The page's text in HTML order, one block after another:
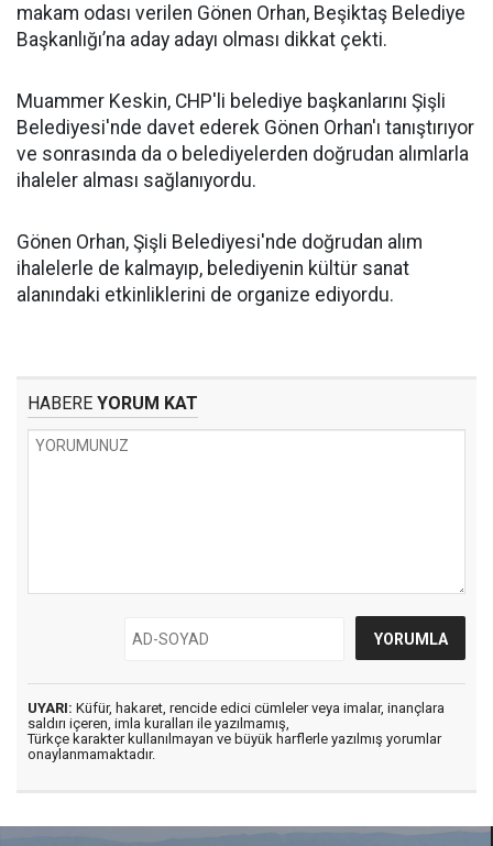
makam odası verilen Gönen Orhan, Beşiktaş Belediye
Başkanlığı’na aday adayı olması dikkat çekti.
Muammer Keskin, CHP'li belediye başkanlarını Şişli
Belediyesi'nde davet ederek Gönen Orhan'ı tanıştırıyor
ve sonrasında da o belediyelerden doğrudan alımlarla
ihaleler alması sağlanıyordu.
Gönen Orhan, Şişli Belediyesi'nde doğrudan alım
ihalelerle de kalmayıp, belediyenin kültür sanat
alanındaki etkinliklerini de organize ediyordu.
HABERE YORUM KAT
UYARI: Küfür, hakaret, rencide edici cümleler veya imalar, inançlara
saldırı içeren, imla kuralları ile yazılmamış,
Türkçe karakter kullanılmayan ve büyük harflerle yazılmış yorumlar
onaylanmamaktadır.